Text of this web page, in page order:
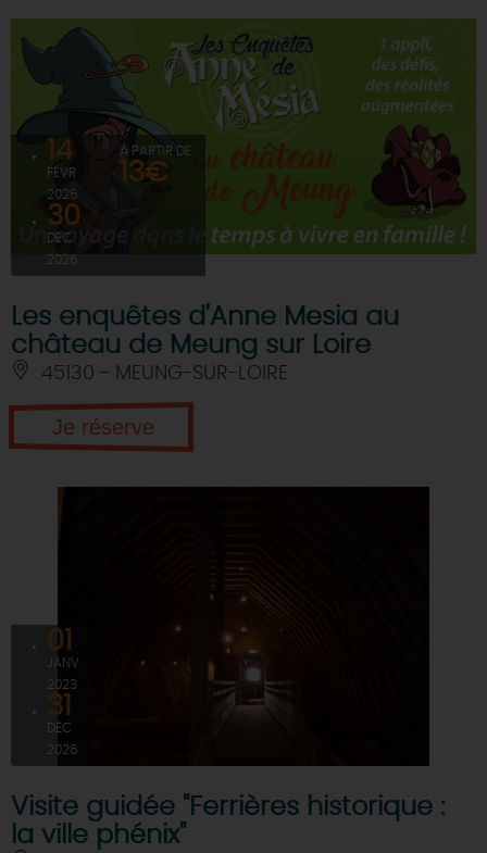
14
FÉVR
2026
30
DÉC
2026
À PARTIR DE
13€
Les enquêtes d'Anne Mesia au
château de Meung sur Loire
45130 - MEUNG-SUR-LOIRE
Je réserve
01
JANV
2023
31
DÉC
2026
Visite guidée "Ferrières historique :
la ville phénix"